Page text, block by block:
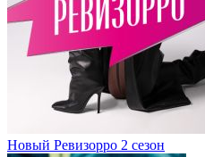
Новый Ревизорро 2 сезон